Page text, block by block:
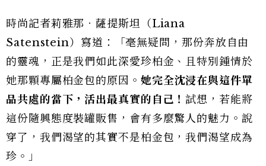
時尚記者莉雅那．薩提斯坦（Liana
Satenstein）寫道：「毫無疑問，那份奔放自由
的靈魂，正是我們如此深愛珍柏金、且特別鍾情於
她那顆專屬柏金包的原因。 她完全沈浸在與這件單
品共處的當下，活出最真實的自己！試想，若能將
這份隨興態度裝罐販售，會有多麼驚人的魅力。說
穿了，我們渴望的其實不是柏金包，我們渴望成為
珍。」